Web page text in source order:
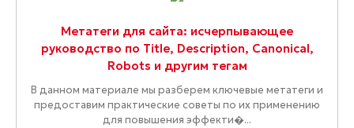
Метатеги для сайта: исчерпывающее
руководство по Title, Description, Canonical,
Robots и другим тегам
В данном материале мы разберем ключевые метатеги и
предоставим практические советы по их применению
для повышения эффекти�...